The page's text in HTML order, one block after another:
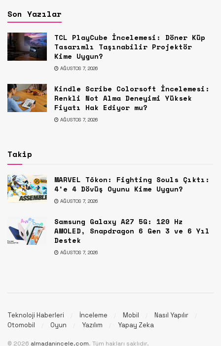
Son Yazılar
TCL PlayCube İncelemesi: Döner Küp
Tasarımlı Taşınabilir Projektör
Kime Uygun?
AĞUSTOS 7, 2026
Kindle Scribe Colorsoft İncelemesi:
Renkli Not Alma Deneyimi Yüksek
Fiyatı Hak Ediyor mu?
AĞUSTOS 7, 2026
Takip
MARVEL Tōkon: Fighting Souls Çıktı:
4’e 4 Dövüş Oyunu Kime Uygun?
AĞUSTOS 7, 2026
Samsung Galaxy A27 5G: 120 Hz
AMOLED, Snapdragon 6 Gen 3 ve 6 Yıl
Destek
AĞUSTOS 7, 2026
Teknoloji Haberleri İnceleme Mobil
Nasıl Yapılır
Otomobil
Oyun Yazılım Yapay Zeka
© 2026 almadanincele.com. Tüm hakları saklıdır.